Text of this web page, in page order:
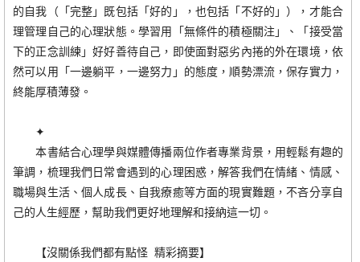
的自我（「完整」既包括「好的」，也包括「不好的」），才能合
理管理自己的心理狀態。學習用「無條件的積極關注」、「接受當
下的正念訓練」好好善待自己，即使面對惡劣內捲的外在環境，依
然可以用「一邊躺平，一邊努力」的態度，順勢漂流，保存實力，
終能厚積薄發。
✦
本書結合心理學與媒體傳播兩位作者專業背景，用輕鬆有趣的
筆調，梳理我們日常會遇到的心理困惑，解答我們在情緒、情感、
職場與生活、個人成長、自我療癒等方面的現實難題，不吝分享自
己的人生經歷，幫助我們更好地理解和接納這一切。
【沒關係我們都有點怪 精彩摘要】